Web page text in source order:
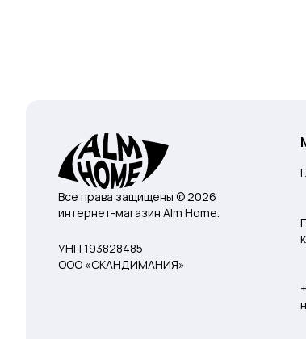
Все права защищены © 2026
интернет-магазин Alm Home.
УНП 193828485
ООО «СКАНДИМАНИЯ»